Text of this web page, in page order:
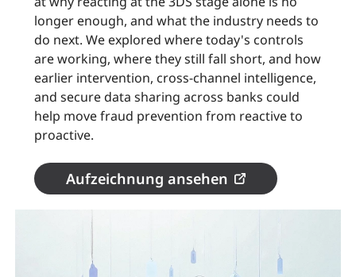
longer enough, and what the industry needs to
do next. We explored where today's controls
are working, where they still fall short, and how
earlier intervention, cross-channel intelligence,
and secure data sharing across banks could
help move fraud prevention from reactive to
proactive.
Aufzeichnung ansehen